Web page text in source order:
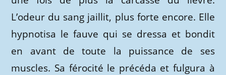
L’odeur du sang jaillit, plus forte encore. Elle
hypnotisa le fauve qui se dressa et bondit
en avant de toute la puissance de ses
muscles. Sa férocité le précéda et fulgura à